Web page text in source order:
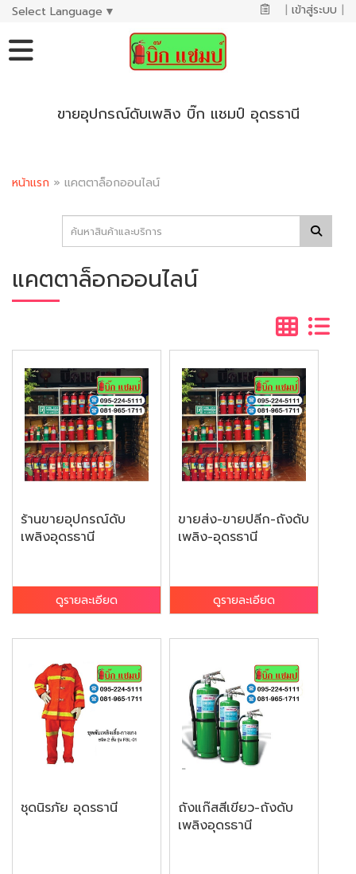
Select Language ▼ | เข้าสู่ระบบ |
ขายอุปกรณ์ดับเพลิง บิ๊ก แชมป์ อุดรธานี
หน้าแรก » แคตตาล็อกออนไลน์
แคตตาล็อกออนไลน์
ร้านขายอุปกรณ์ดับ
เพลิงอุดรธานี
ดูรายละเอียด
ขายส่ง-ขายปลีก-ถังดับ
เพลิง-อุดรธานี
ดูรายละเอียด
ชุดนิรภัย อุดรธานี
ถังแก๊สสีเขียว-ถังดับ
เพลิงอุดรธานี